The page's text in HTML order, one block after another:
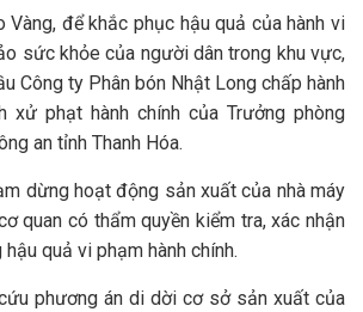
Vàng, để khắc phục hậu quả của hành vi
sức khỏe của người dân trong khu vực,
Công ty Phân bón Nhật Long chấp hành
xử phạt hành chính của Trưởng phòng
an tỉnh Thanh Hóa.
dừng hoạt động sản xuất của nhà máy
quan có thẩm quyền kiểm tra, xác nhận
quả vi phạm hành chính.
phương án di dời cơ sở sản xuất của